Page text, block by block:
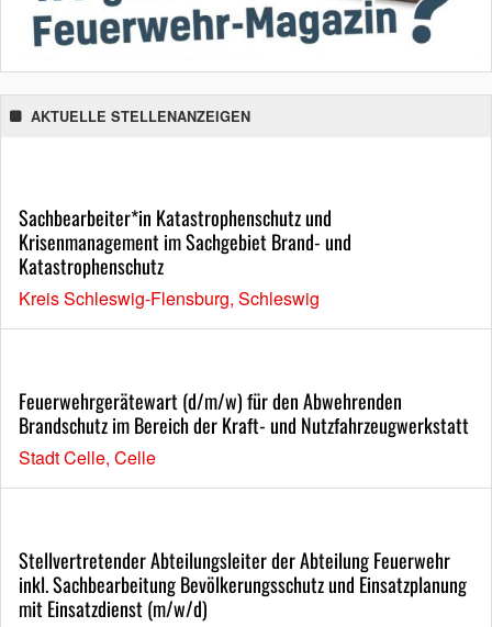
AKTUELLE STELLENANZEIGEN
Sachbearbeiter*in Katastrophenschutz und
Krisenmanagement im Sachgebiet Brand- und
Katastrophenschutz
Kreis Schleswig-Flensburg, Schleswig
Feuerwehrgerätewart (d/m/w) für den Abwehrenden
Brandschutz im Bereich der Kraft- und Nutzfahrzeugwerkstatt
Stadt Celle, Celle
Stellvertretender Abteilungsleiter der Abteilung Feuerwehr
inkl. Sachbearbeitung Bevölkerungsschutz und Einsatzplanung
mit Einsatzdienst (m/w/d)